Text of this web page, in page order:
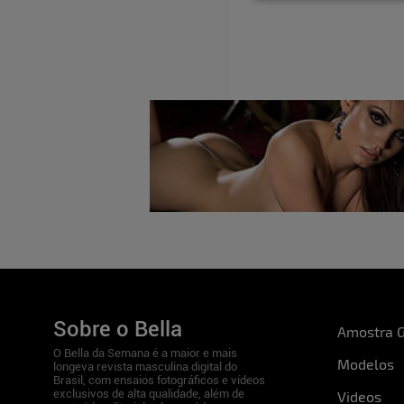
Como você se descreveria para que
Sou uma pessoa independente,
me considero bem comunicativa e
Tem alguma curiosidade ou detalhe sobre
imagina?
Eu cozinho desde os meus 10 anos de
minha agradar as pessoas com o paladar.
Sobre o Bella
O Bella da Semana é a maior e mais
longeva revista masculina digital do
Brasil, com ensaios fotográficos e vídeos
exclusivos de alta qualidade, além de
Amostra
Modelos
Videos